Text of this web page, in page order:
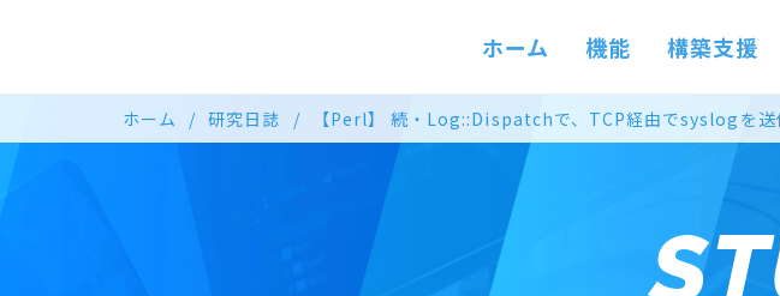
ホーム 機能 構築支援
ホーム 研究日誌 【Perl】 続・Log::Dispatchで、TCP経由でsyslogを送